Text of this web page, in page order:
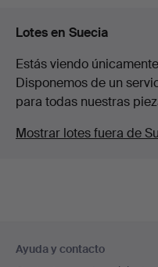
Lotes en Suecia
Estás viendo
Disponemos de un
para todas nuestras
Mostrar lotes fuera de
en
Ayuda y contacto